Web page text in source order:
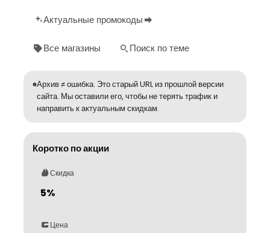
Актуальные промокоды
Все магазины Поиск по теме
Архив ≠ ошибка. Это старый URL из прошлой версии
сайта. Мы оставили его, чтобы не терять трафик и
направить к актуальным скидкам.
Коротко по акции
Скидка
5%
Цена